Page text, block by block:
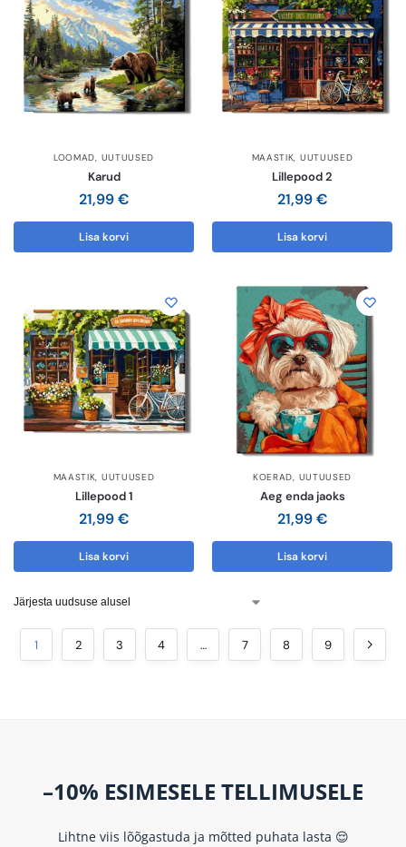
LOOMAD, UUTUUSED
Karud
21,99€
Lisa korvi
MAASTIK, UUTUUSED
Lillepood 2
21,99€
Lisa korvi
MAASTIK, UUTUUSED
Lillepood 1
21,99€
Lisa korvi
KOERAD, UUTUUSED
Aeg enda jaoks
21,99€
Lisa korvi
1 2 3 4 … 7 8 9
–10% ESIMESELE TELLIMUSELE
Lihtne viis lõõgastuda ja mõtted puhata lasta 😌